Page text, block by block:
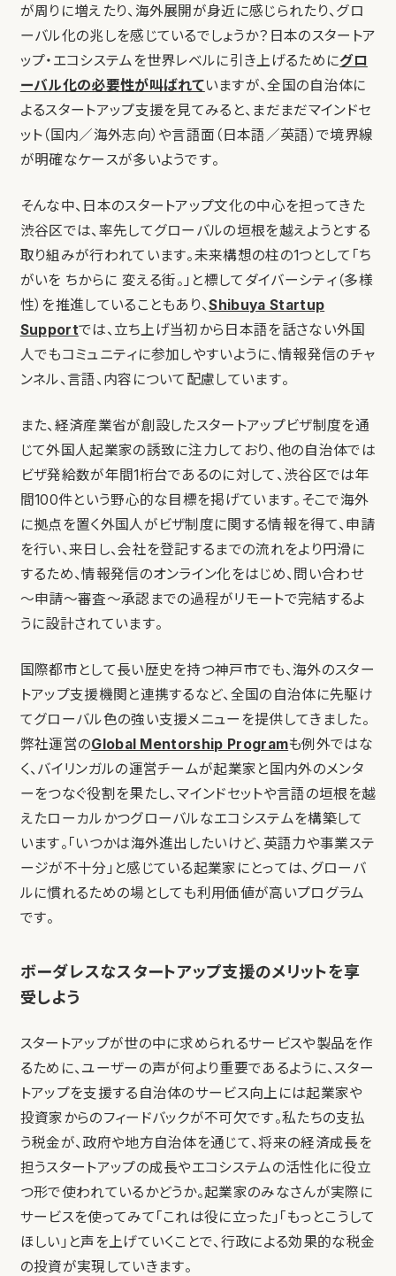
が周りに増えたり、海外展開が身近に感じられたり、グロ
ーバル化の兆しを感じているでしょうか？日本のスタートア
ップ・エコシステムを世界レベルに引き上げるためにグロ
ーバル化の必要性が叫ばれていますが、全国の自治体に
よるスタートアップ支援を見てみると、まだまだマインドセ
ット（国内／海外志向）や言語面（日本語／英語）で境界線
が明確なケースが多いようです。
そんな中、日本のスタートアップ文化の中心を担ってきた
渋谷区では、率先してグローバルの垣根を越えようとする
取り組みが行われています。未来構想の柱の1つとして「ち
がいを ちからに 変える街。」と標してダイバーシティ（多様
性）を推進していることもあり、Shibuya Startup
Supportでは、立ち上げ当初から日本語を話さない外国
人でもコミュニティに参加しやすいように、情報発信のチャ
ンネル、言語、内容について配慮しています。
また、経済産業省が創設したスタートアップビザ制度を通
じて外国人起業家の誘致に注力しており、他の自治体では
ビザ発給数が年間1桁台であるのに対して、渋谷区では年
間100件という野心的な目標を掲げています。そこで海外
に拠点を置く外国人がビザ制度に関する情報を得て、申請
を行い、来日し、会社を登記するまでの流れをより円滑に
するため、情報発信のオンライン化をはじめ、問い合わせ
〜申請〜審査〜承認までの過程がリモートで完結するよ
うに設計されています。
国際都市として長い歴史を持つ神戸市でも、海外のスター
トアップ支援機関と連携するなど、全国の自治体に先駆け
てグローバル色の強い支援メニューを提供してきました。
弊社運営のGlobal Mentorship Programも例外ではな
く、バイリンガルの運営チームが起業家と国内外のメンタ
ーをつなぐ役割を果たし、マインドセットや言語の垣根を越
えたローカルかつグローバルなエコシステムを構築して
います。「いつかは海外進出したいけど、英語力や事業ステ
ージが不十分」と感じている起業家にとっては、グローバ
ルに慣れるための場としても利用価値が高いプログラム
です。
ボーダレスなスタートアップ支援のメリットを享
受しよう
スタートアップが世の中に求められるサービスや製品を作
るために、ユーザーの声が何より重要であるように、スター
トアップを支援する自治体のサービス向上には起業家や
投資家からのフィードバックが不可欠です。私たちの支払
う税金が、政府や地方自治体を通じて、将来の経済成長を
担うスタートアップの成長やエコシステムの活性化に役立
つ形で使われているかどうか。起業家のみなさんが実際に
サービスを使ってみて「これは役に立った」「もっとこうして
ほしい」と声を上げていくことで、行政による効果的な税金
の投資が実現していきます。